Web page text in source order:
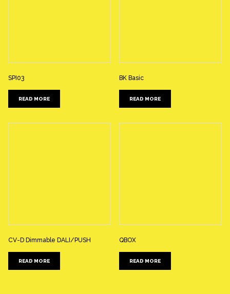
SPI03
READ MORE
BK Basic
READ MORE
CV-D Dimmable DALI/PUSH
READ MORE
QBOX
READ MORE